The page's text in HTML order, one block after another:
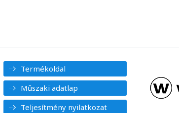
Termékoldal
Műszaki adatlap
Teljesítmény nyilatkozat